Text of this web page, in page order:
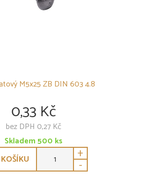
M5x25 ZB DIN 603 4.8
0,33 Kč
bez DPH 0,27 Kč
Skladem500 ks
+
-